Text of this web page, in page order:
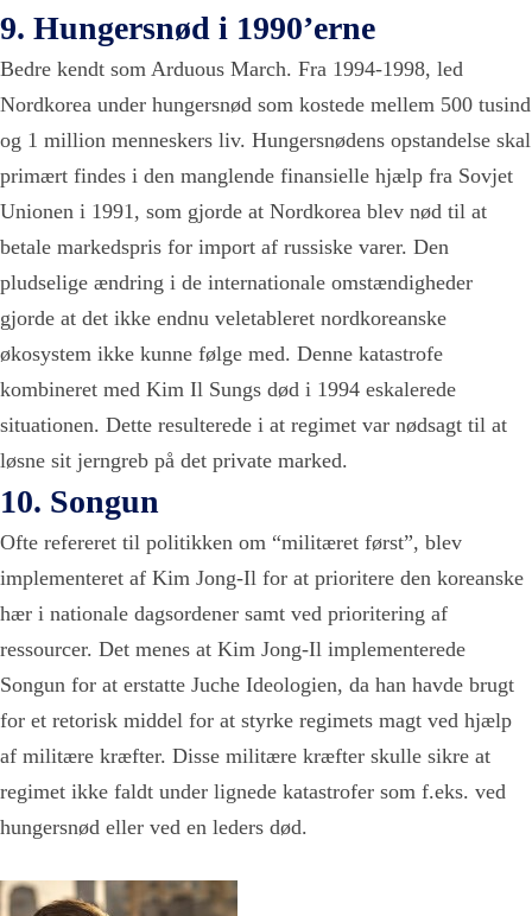
9. Hungersnød i 1990’erne
Bedre kendt som Arduous March. Fra 1994-1998, led
Nordkorea under hungersnød som kostede mellem 500 tusind
og 1 million menneskers liv. Hungersnødens opstandelse skal
primært findes i den manglende finansielle hjælp fra Sovjet
Unionen i 1991, som gjorde at Nordkorea blev nød til at
betale markedspris for import af russiske varer. Den
pludselige ændring i de internationale omstændigheder
gjorde at det ikke endnu veletableret nordkoreanske
økosystem ikke kunne følge med. Denne katastrofe
kombineret med Kim Il Sungs død i 1994 eskalerede
situationen. Dette resulterede i at regimet var nødsagt til at
løsne sit jerngreb på det private marked.
10. Songun
Ofte refereret til politikken om “militæret først”, blev
implementeret af Kim Jong-Il for at prioritere den koreanske
hær i nationale dagsordener samt ved prioritering af
ressourcer. Det menes at Kim Jong-Il implementerede
Songun for at erstatte Juche Ideologien, da han havde brugt
for et retorisk middel for at styrke regimets magt ved hjælp
af militære kræfter. Disse militære kræfter skulle sikre at
regimet ikke faldt under lignede katastrofer som f.eks. ved
hungersnød eller ved en leders død.